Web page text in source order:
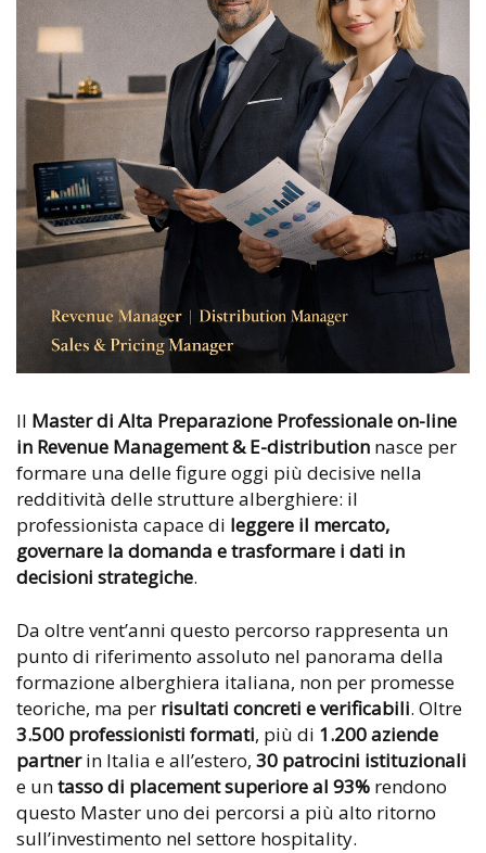
Il Master di Alta Preparazione Professionale on-line
in Revenue Management & E-distribution nasce per
formare una delle figure oggi più decisive nella
redditività delle strutture alberghiere: il
professionista capace di leggere il mercato,
governare la domanda e trasformare i dati in
decisioni strategiche.
Da oltre vent’anni questo percorso rappresenta un
punto di riferimento assoluto nel panorama della
formazione alberghiera italiana, non per promesse
teoriche, ma per risultati concreti e verificabili. Oltre
3.500 professionisti formati, più di 1.200 aziende
partnerin Italia e all’estero, 30 patrocini istituzionali
e untasso di placement superiore al 93% rendono
questo Master uno dei percorsi a più alto ritorno
sull’investimento nel settore hospitality.